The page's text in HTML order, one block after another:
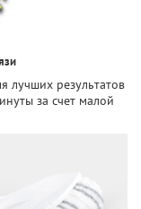
лучших результатов
за счет малой